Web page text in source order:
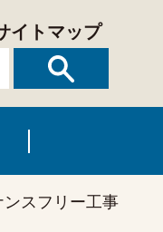
イトマップ
スフリー工事